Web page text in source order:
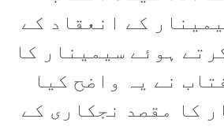
کے انعقاد کے
ہوئے سیمینار کا
نے یہ واضح کیا
کا مقصد نجکاری کے